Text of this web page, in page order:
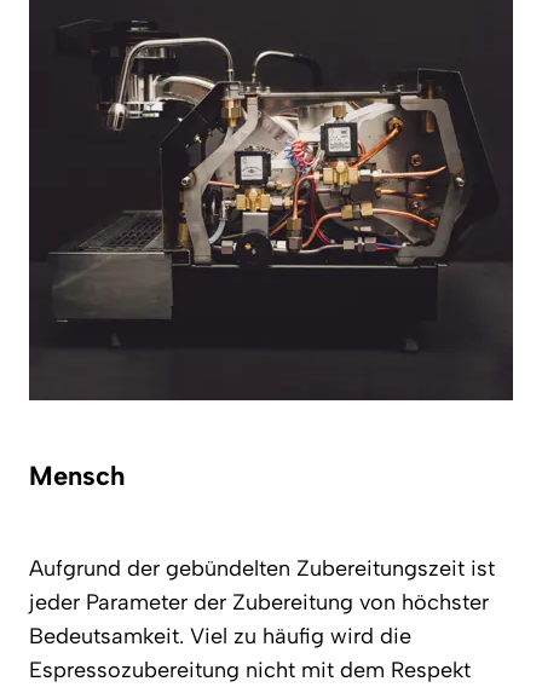
Mensch
Aufgrund der gebündelten Zubereitungszeit ist
jeder Parameter der Zubereitung von höchster
Bedeutsamkeit. Viel zu häufig wird die
Espressozubereitung nicht mit dem Respekt